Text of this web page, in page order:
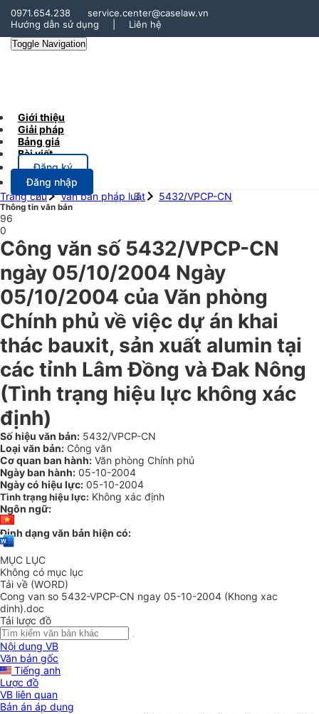
0971.654.238
service.center@caselaw.vn
Hướng dẫn sử dụng
Liên hệ
Toggle Navigation
Giới thiệu
Giải pháp
Bảng giá
Bài viết
Đăng ký
Đăng nhập
Trang chủ
Văn bản pháp luật 5432/VPCP-CN
Thông tin văn bản
96
0
Công văn số 5432/VPCP-CN
ngày 05/10/2004 Ngày
05/10/2004 của Văn phòng
Chính phủ về việc dự án khai
thác bauxit, sản xuất alumin tại
các tỉnh Lâm Đồng và Đak Nông
(Tình trạng hiệu lực không xác
định)
Số hiệu văn bản: 5432/VPCP-CN
Loại văn bản: Công văn
Cơ quan ban hành: Văn phòng Chính phủ
Ngày ban hành: 05-10-2004
Ngày có hiệu lực: 05-10-2004
Tình trạng hiệu lực: Không xác định
Ngôn ngữ:
Định dạng văn bản hiện có:
MỤC LỤC
Không có mục lục
Tải về (WORD)
Cong van so 5432-VPCP-CN ngay 05-10-2004 (Khong xac
dinh).doc
Tải lược đồ
Nội dung VB
Văn bản gốc
Tiếng anh
Lược đồ
VB liên quan
Bản án áp dụng